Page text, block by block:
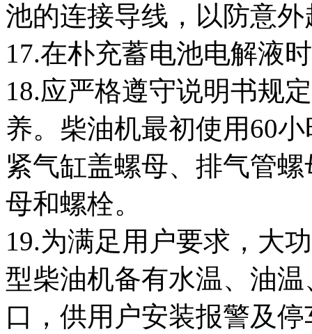
池的连接导线，以防意外
17.在朴充蓄电池电解液
18.应严格遵守说明书规
养。柴油机最初使用60
紧气缸盖螺母、排气管
母和螺栓。
19.为满足用户要求，大
型柴油机备有水温、油
口，供用户安装报警及